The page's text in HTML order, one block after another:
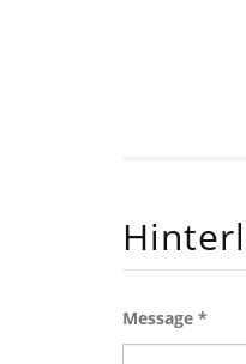
Message *